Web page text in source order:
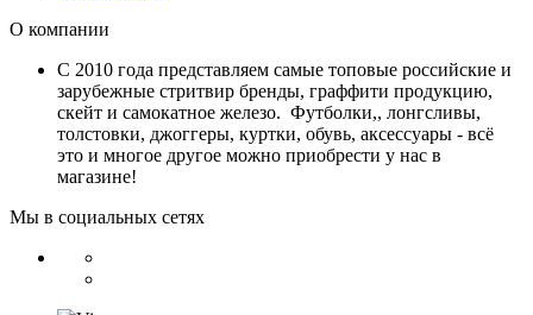
О компании
С 2010 года представляем самые топовые российские и
зарубежные стритвир бренды, граффити продукцию,
скейт и самокатное железо. Футболки,, лонгсливы,
толстовки, джоггеры, куртки, обувь, аксессуары - всё
это и многое другое можно приобрести у нас в
магазине!
Мы в социальных сетях